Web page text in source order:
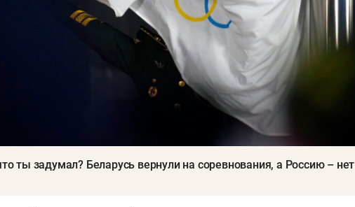
ты задумал? Беларусь вернули на соревнования, а Россию – нет